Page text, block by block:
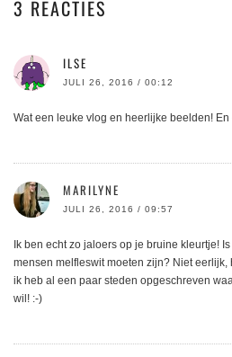
3 REACTIES
ILSE
JULI 26, 2016 / 00:12
Wat een leuke vlog en heerlijke beelden!
MARILYNE
JULI 26, 2016 / 09:57
Ik ben echt zo jaloers op je bruine kleurtje!
mensen melfleswit moeten zijn? Niet
ik heb al een paar steden opgeschreven
wil! :-)